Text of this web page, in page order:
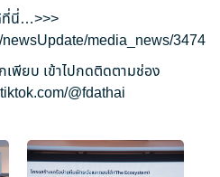
ที่นี่…>>>
media_news/3474
พียบ เข้าไปกดติดตามช่อง
@fdathai